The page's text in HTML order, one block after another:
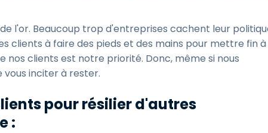
Sécurité des points
terminaux
Voir tous les besoins
Voir
l'or. Beaucoup trop d'entreprises cachent leur
clients à faire des pieds et des mains pour mettre fin à
nos clients est notre priorité. Donc, même si nous
vous inciter à rester.
pour résilier d'autres
: